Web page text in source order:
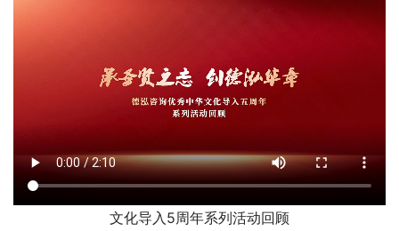
文化导入5周年系列活动回顾